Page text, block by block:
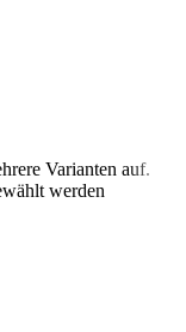
Varianten auf.
werden